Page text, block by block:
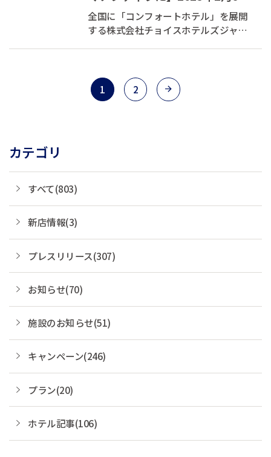
ズジャパン...
「コンフォートホテルERA東京
東神田」リブ...
全国に「コンフォートホテル」を展開
する株式会社チョイスホテルズジャパ
る東京観光に最適な「コンフォートホ
テル東京東神田」を2025年2月6日
1 2
カテゴリ
すべて(803)
新店情報(3)
プレスリリース(307)
お知らせ(70)
施設のお知らせ(51)
キャンペーン(246)
プラン(20)
ホテル記事(106)